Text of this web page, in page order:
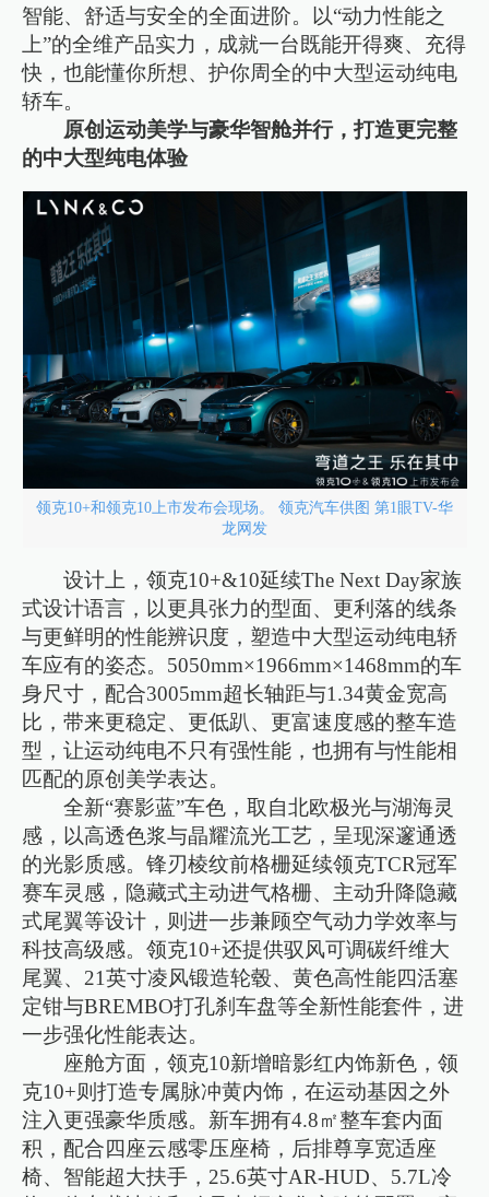
智能、舒适与安全的全面进阶。以“动力性能之
上”的全维产品实力，成就一台既能开得爽、充得
快，也能懂你所想、护你周全的中大型运动纯电
轿车。
原创运动美学与豪华智舱并行，打造更完整
的中大型纯电体验
领克10+和领克10上市发布会现场。 领克汽车供图 第1眼TV-华
龙网发
设计上，领克10+&10延续The Next Day家族
式设计语言，以更具张力的型面、更利落的线条
与更鲜明的性能辨识度，塑造中大型运动纯电轿
车应有的姿态。5050mm×1966mm×1468mm的车
身尺寸，配合3005mm超长轴距与1.34黄金宽高
比，带来更稳定、更低趴、更富速度感的整车造
型，让运动纯电不只有强性能，也拥有与性能相
匹配的原创美学表达。
全新“赛影蓝”车色，取自北欧极光与湖海灵
感，以高透色浆与晶耀流光工艺，呈现深邃通透
的光影质感。锋刃棱纹前格栅延续领克TCR冠军
赛车灵感，隐藏式主动进气格栅、主动升降隐藏
式尾翼等设计，则进一步兼顾空气动力学效率与
科技高级感。领克10+还提供驭风可调碳纤维大
尾翼、21英寸凌风锻造轮毂、黄色高性能四活塞
定钳与BREMBO打孔刹车盘等全新性能套件，进
一步强化性能表达。
座舱方面，领克10新增暗影红内饰新色，领
克10+则打造专属脉冲黄内饰，在运动基因之外
注入更强豪华质感。新车拥有4.8㎡整车套内面
积，配合四座云感零压座椅，后排尊享宽适座
椅、智能超大扶手，25.6英寸AR-HUD、5.7L冷